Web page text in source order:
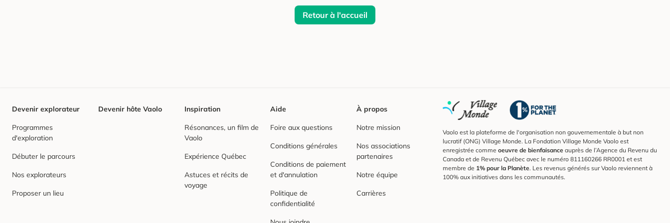
Retour à l'accueil
Devenir explorateur
Programmes
d'exploration
Débuter le parcours
Nos explorateurs
Proposer un lieu
Devenir hôte Vaolo Inspiration
Résonances, un film de
Vaolo
Expérience Québec
Astuces et récits de
voyage
Aide
Foire aux questions
Conditions générales
Conditions de paiement
et d'annulation
Politique de
confidentialité
À propos
Notre mission
Nos associations
partenaires
Notre équipe
Carrières
Vaolo est la plateforme de l'organisation non gouvernementale à but non
lucratif (ONG) Village Monde. La Fondation Village Monde Vaolo est
enregistrée comme oeuvre de bienfaisance auprès de l’Agence du Revenu du
Canada et de Revenu Québec avec le numéro 811160266 RR0001 et est
membre de 1% pour la Planète. Les revenus générés sur Vaolo reviennent à
100% aux initiatives dans les communautés.